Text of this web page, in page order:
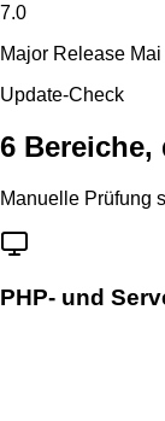
7.0
Major Release
Update-Check
6
Manuelle Prüfung
PHP- und